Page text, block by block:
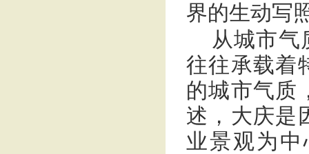
界的生动写
从城市气
往往承载着
的城市气质
述，大庆是
业景观为